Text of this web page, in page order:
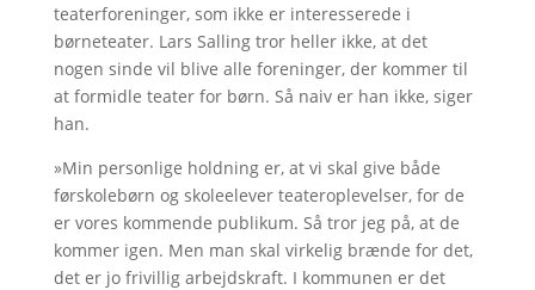
teaterforeninger, som ikke er interesserede i
børneteater. Lars Salling tror heller ikke, at det
nogen sinde vil blive alle foreninger, der kommer til
at formidle teater for børn. Så naiv er han ikke, siger
han.
»Min personlige holdning er, at vi skal give både
førskolebørn og skoleelever teateroplevelser, for de
er vores kommende publikum. Så tror jeg på, at de
kommer igen. Men man skal virkelig brænde for det,
det er jo frivillig arbejdskraft. I kommunen er det